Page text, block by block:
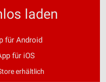
laden
für Android
für iOS
erhältlich